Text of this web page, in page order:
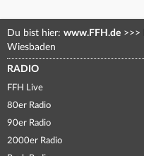
Du bist hier: www.FFH.de >>>
Wiesbaden
RADIO
FFH Live
80er Radio
90er Radio
2000er Radio